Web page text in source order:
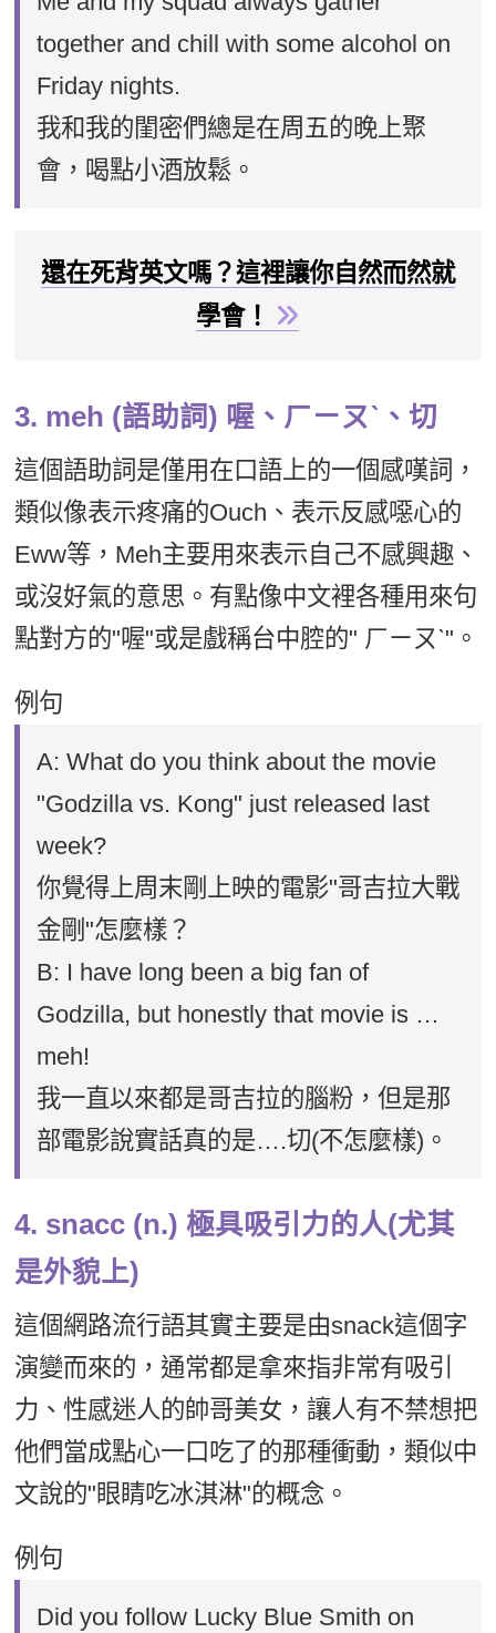
together and chill with some alcohol on
Friday nights.
我和我的閨密們總是在周五的晚上聚
會，喝點小酒放鬆。
還在死背英文嗎？這裡讓你自然而然就
學會！
3. meh (語助詞) 喔、ㄏㄧㄡˋ、切
這個語助詞是僅用在口語上的一個感嘆詞，
類似像表示疼痛的Ouch、表示反感噁心的
Eww等，Meh主要用來表示自己不感興趣、
或沒好氣的意思。有點像中文裡各種用來句
點對方的"喔"或是戲稱台中腔的" ㄏㄧㄡˋ"。
例句
A: What do you think about the movie
"Godzilla vs. Kong" just released last
week?
你覺得上周末剛上映的電影"哥吉拉大戰
金剛"怎麼樣？
B: I have long been a big fan of
Godzilla, but honestly that movie is …
meh!
我一直以來都是哥吉拉的腦粉，但是那
部電影說實話真的是….切(不怎麼樣)。
4. snacc (n.) 極具吸引力的人(尤其
是外貌上)
這個網路流行語其實主要是由snack這個字
演變而來的，通常都是拿來指非常有吸引
力、性感迷人的帥哥美女，讓人有不禁想把
他們當成點心一口吃了的那種衝動，類似中
文說的"眼睛吃冰淇淋"的概念。
例句
Did you follow Lucky Blue Smith on